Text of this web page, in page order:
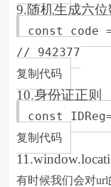
9.随机生成六
const code
// 942377
复制代码
10.身份证正则
const
复制代码
有时候我们会对